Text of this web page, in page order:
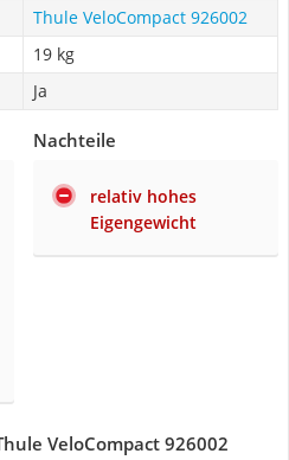
Thule VeloCompact 926002
19 kg
Ja
Nachteile
relativ hohes
Eigengewicht
VeloCompact 926002